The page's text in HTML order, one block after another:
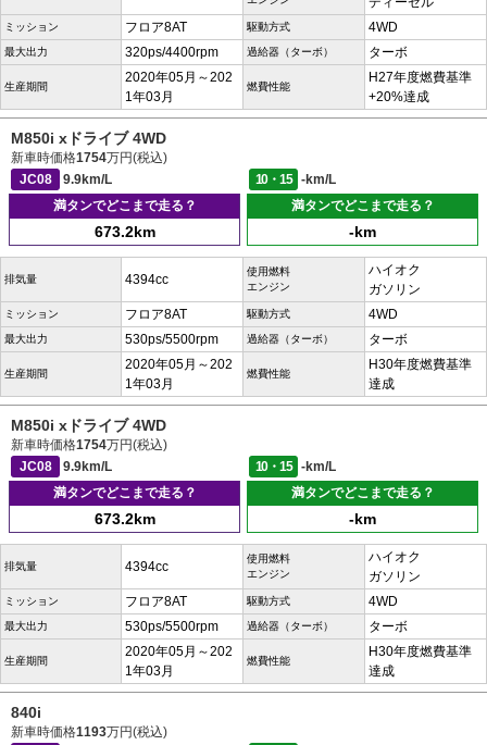
ミッション フロア8AT 駆動方式 4WD
最大出力 320ps/4400rpm 過給器（ターボ） ターボ
生産期間
2020年05月～202
1年03月
燃費性能
H27年度燃費基準
+20%達成
M850i xドライブ 4WD
新車時価格1754万円(税込)
JC08
9.9km/L 10・15
-km/L
満タンでどこまで走る？
673.2km
満タンでどこまで走る？
-km
排気量 4394cc
使用燃料
エンジン
ハイオク
ガソリン
ミッション フロア8AT 駆動方式 4WD
最大出力 530ps/5500rpm 過給器（ターボ） ターボ
生産期間
2020年05月～202
1年03月
燃費性能
H30年度燃費基準
達成
M850i xドライブ 4WD
新車時価格1754万円(税込)
JC08
9.9km/L 10・15
-km/L
満タンでどこまで走る？
673.2km
満タンでどこまで走る？
-km
排気量 4394cc
使用燃料
エンジン
ハイオク
ガソリン
ミッション フロア8AT 駆動方式 4WD
最大出力 530ps/5500rpm 過給器（ターボ） ターボ
生産期間
2020年05月～202
1年03月
燃費性能
H30年度燃費基準
達成
840i
新車時価格1193万円(税込)